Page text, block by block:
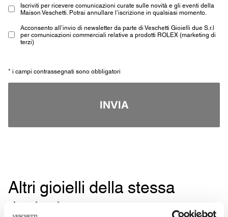
Iscriviti per ricevere comunicazioni curate sulle novità e gli eventi della
Maison Veschetti. Potrai annullare l’iscrizione in qualsiasi momento.
Acconsento all’invio di newsletter da parte di Veschetti Gioielli due S.r.l
per comunicazioni commerciali relative a prodotti ROLEX (marketing di
terzi)
* i campi contrassegnati sono obbligatori
INVIA
Altri gioielli della stessa
tipologia